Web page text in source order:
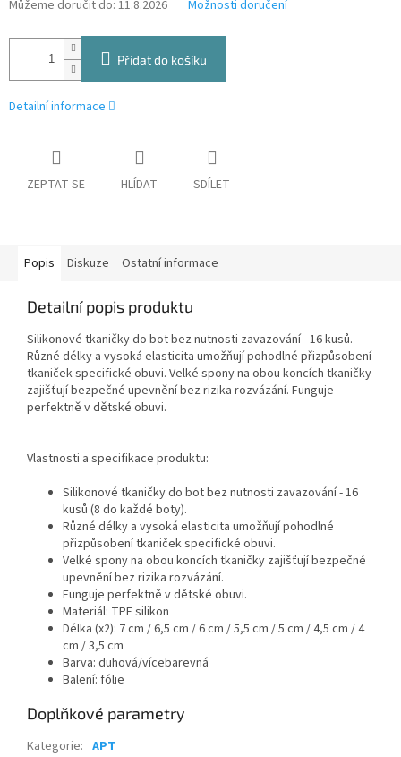
Můžeme doručit do: 11.8.2026 Možnosti doručení
Přidat do košíku
Detailní informace
ZEPTAT SE HLÍDAT SDÍLET
Popis Diskuze Ostatní informace
Detailní popis produktu
Silikonové tkaničky do bot bez nutnosti zavazování - 16 kusů.
Různé délky a vysoká elasticita umožňují pohodlné přizpůsobení
tkaniček specifické obuvi. Velké spony na obou koncích tkaničky
zajišťují bezpečné upevnění bez rizika rozvázání. Funguje
perfektně v dětské obuvi.
Vlastnosti a specifikace produktu:
Silikonové tkaničky do bot bez nutnosti zavazování - 16
kusů (8 do každé boty).
Různé délky a vysoká elasticita umožňují pohodlné
přizpůsobení tkaniček specifické obuvi.
Velké spony na obou koncích tkaničky zajišťují bezpečné
upevnění bez rizika rozvázání.
Funguje perfektně v dětské obuvi.
Materiál: TPE silikon
Délka (x2): 7 cm / 6,5 cm / 6 cm / 5,5 cm / 5 cm / 4,5 cm / 4
cm / 3,5 cm
Barva: duhová/vícebarevná
Balení: fólie
Doplňkové parametry
Kategorie: APT